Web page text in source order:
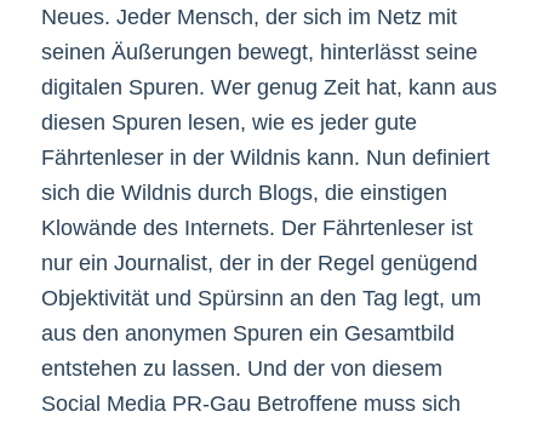
Neues. Jeder Mensch, der sich im Netz mit
seinen Äußerungen bewegt, hinterlässt seine
digitalen Spuren. Wer genug Zeit hat, kann aus
diesen Spuren lesen, wie es jeder gute
Fährtenleser in der Wildnis kann. Nun definiert
sich die Wildnis durch Blogs, die einstigen
Klowände des Internets. Der Fährtenleser ist
nur ein Journalist, der in der Regel genügend
Objektivität und Spürsinn an den Tag legt, um
aus den anonymen Spuren ein Gesamtbild
entstehen zu lassen. Und der von diesem
Social Media PR-Gau Betroffene muss sich